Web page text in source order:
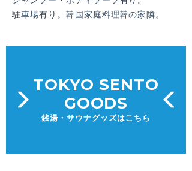
駐車場有り。韓国家庭料理韓の家隣。
TOKYO SENTO
GOODS
銭湯・サウナグッズはこちら